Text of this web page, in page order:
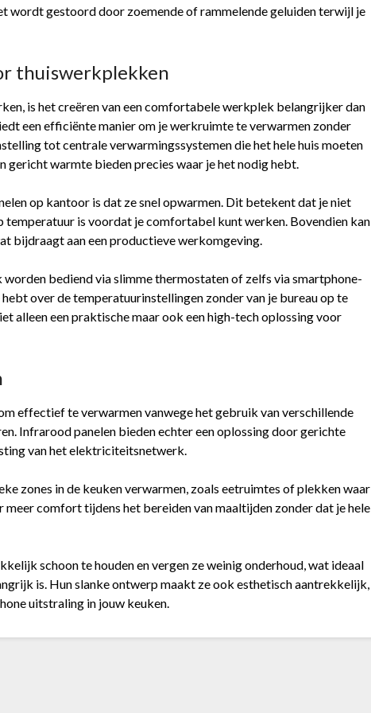
wordt gestoord door zoemende of rammelende geluiden terwijl je
thuiswerkplekken
is het creëren van een comfortabele werkplek belangrijker dan
een efficiënte manier om je werkruimte te verwarmen zonder
tot centrale verwarmingssystemen die het hele huis moeten
gericht warmte bieden precies waar je het nodig hebt.
op kantoor is dat ze snel opwarmen. Dit betekent dat je niet
temperatuur is voordat je comfortabel kunt werken. Bovendien kan
bijdraagt aan een productieve werkomgeving.
worden bediend via slimme thermostaten of zelfs via smartphone-
over de temperatuurinstellingen zonder van je bureau op te
alleen een praktische maar ook een high-tech oplossing voor
effectief te verwarmen vanwege het gebruik van verschillende
Infrarood panelen bieden echter een oplossing door gerichte
van het elektriciteitsnetwerk.
zones in de keuken verwarmen, zoals eetruimtes of plekken waar
comfort tijdens het bereiden van maaltijden zonder dat je hele
schoon te houden en vergen ze weinig onderhoud, wat ideaal
is. Hun slanke ontwerp maakt ze ook esthetisch aantrekkelijk,
uitstraling in jouw keuken.